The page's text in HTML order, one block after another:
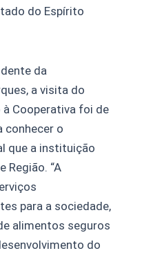
do Espírito
da
a visita do
Cooperativa foi de
conhecer o
que a instituição
Região. “A
para a sociedade,
alimentos seguros
do